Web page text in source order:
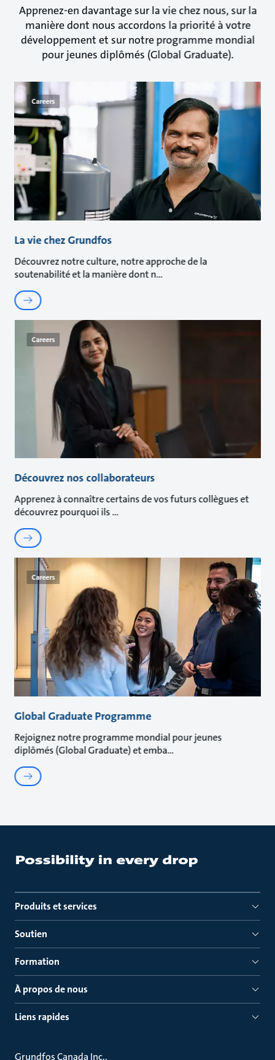
Apprenez-en davantage sur la vie chez nous, sur la
manière dont nous accordons la priorité à votre
développement et sur notre programme mondial
pour jeunes diplômés (Global Graduate).
Careers
La vie chez Grundfos
Découvrez notre culture, notre approche de la
soutenabilité et la manière dont n
Careers
Découvrez nos collaborateurs
Apprenez à connaître certains de vos futurs collègues et
découvrez pourquoi ils
Careers
Global Graduate Programme
Rejoignez notre programme mondial pour jeunes
diplômés (Global Graduate) et emba
Produits et services
Soutien
Formation
À propos de nous
Liens rapides
Grundfos Canada Inc.